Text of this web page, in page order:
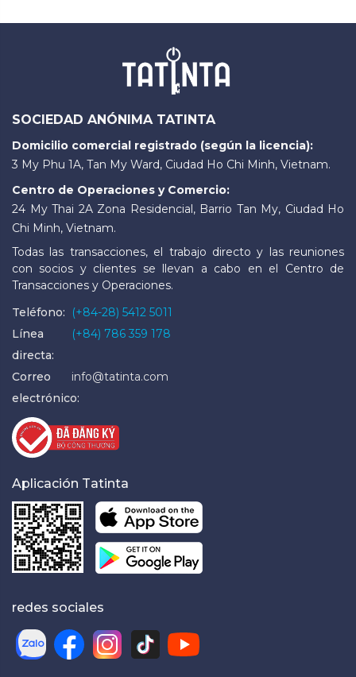
SOCIEDAD ANÓNIMA TATINTA
Domicilio comercial registrado (según la licencia):
3 My Phu 1A, Tan My Ward, Ciudad Ho Chi Minh, Vietnam.
Centro de Operaciones y Comercio:
24 My Thai 2A Zona Residencial, Barrio Tan My, Ciudad Ho
Chi Minh, Vietnam.
Todas las transacciones, el trabajo directo y las reuniones
con socios y clientes se llevan a cabo en el Centro de
Transacciones y Operaciones.
Teléfono:
(+84-28) 5412 5011
Línea
directa:
(+84) 786 359 178
Correo
electrónico:
info@tatinta.com
Aplicación Tatinta
redes sociales